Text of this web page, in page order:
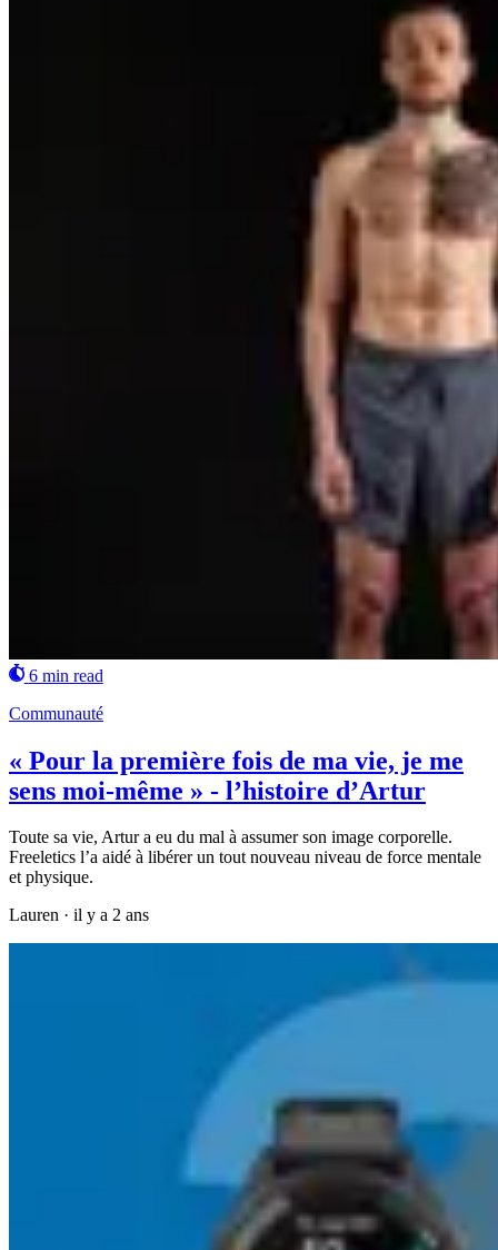
6 min read
Communauté
« Pour la première fois de ma vie, je me
sens moi-même » - l’histoire d’Artur
Toute sa vie, Artur a eu du mal à assumer son image corporelle.
Freeletics l’a aidé à libérer un tout nouveau niveau de force mentale
et physique.
Lauren · il y a 2 ans